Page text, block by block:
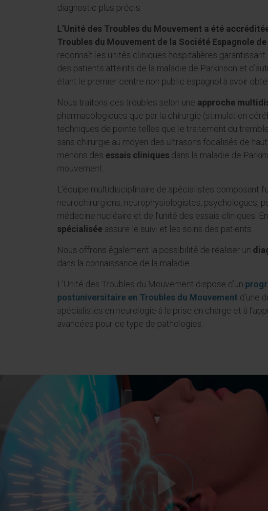
diagnostic plus précis.
L’Unité des Troubles du Mouvement a été
Troubles du Mouvement de la Société Espagnole
reconnaît les unités cliniques hospitalières
des patients atteints de la maladie de Parkinson et
étant le premier centre non public espagnol à avoir
Nous traitons ces troubles selon une approche
pharmacologiques que par la chirurgie (stimulation
techniques de pointe telles que le traitement du
sans chirurgie au moyen des ultrasons focalisés de
menons des essais cliniques dans la maladie de
mouvement.
L’équipe multidisciplinaire de spécialistes composant
neurochirurgiens, neurophysiologistes, psychologues,
médecine nucléaire et de l’unité des essais cliniques.
spécialisée assure le suivi et les soins des patients.
Nous offrons également la possibilité de réaliser un
dans la connaissance de la maladie.
L’Unité des Troubles du Mouvement dispose d’un
postuniversitaire en Troubles du Mouvement d’une
spécialistes en neurologie à la prise en charge et à
avancées pour ce type de pathologies.